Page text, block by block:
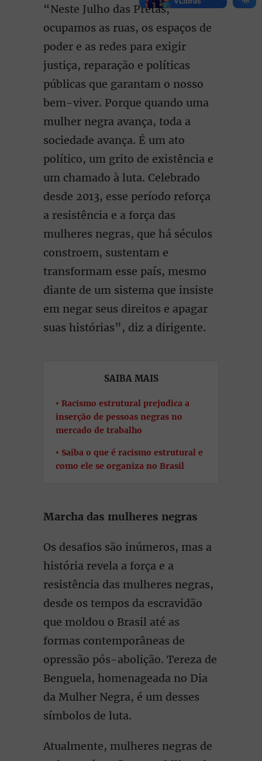
“Neste Julho das Pretas,
ocupamos as ruas, os espaços de
poder e as redes para exigir
justiça, reparação e políticas
públicas que garantam o nosso
bem-viver. Porque quando uma
mulher negra avança, toda a
sociedade avança. É um ato
político, um grito de existência e
um chamado à luta. Celebrado
desde 2013, esse período reforça
a resistência e a força das
mulheres negras, que há séculos
constroem, sustentam e
transformam esse país, mesmo
diante de um sistema que insiste
em negar seus direitos e apagar
suas histórias”, diz a dirigente.
SAIBA MAIS
Racismo estrutural prejudica a
inserção de pessoas negras no
mercado de trabalho
Saiba o que é racismo estrutural e
como ele se organiza no Brasil
Marcha das mulheres negras
Os desafios são inúmeros, mas a
história revela a força e a
resistência das mulheres negras,
desde os tempos da escravidão
que moldou o Brasil até as
formas contemporâneas de
opressão pós-abolição. Tereza de
Benguela, homenageada no Dia
da Mulher Negra, é um desses
símbolos de luta.
Atualmente, mulheres negras de